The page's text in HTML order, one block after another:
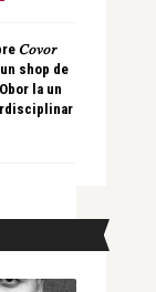
𝐶𝑜𝑣𝑜𝑟
un shop de
la un